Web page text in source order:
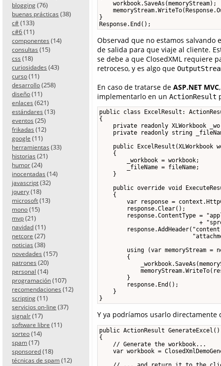
blogging (76)
buenas prácticas (38)
c# (133)
c#6 (11)
componentes (14)
consultas (15)
css (18)
curiosidades (43)
curso (11)
desarrollo (258)
diseño (11)
enlaces (621)
estándares (13)
eventos (25)
frikadas (12)
google (11)
herramientas (33)
historias (21)
humor (24)
inocentadas (14)
javascript (32)
jquery (18)
microsoft (13)
mono (15)
mvp (21)
navidad (11)
netcore (27)
noticias (38)
novedades (157)
patrones (20)
personal (14)
programación (107)
recomendaciones (12)
scripting (11)
servicios on-line (37)
signalr (17)
software libre (11)
sorteo (14)
spam (17)
sponsored (18)
técnicas de spam (12)
    workbook.SaveAs(memoryStream);
}
Response.End();
Observad que no estamos salvando
de salida para que viaje al cliente.
se debe a que ClosedXML requiere
retroceso, y es algo que
En caso de tratarse de ASP.NET MVC
implementarlo en un ActionResult
public class ExcelResult:
{
private readonly XLWorkbook
private readonly string
public ExcelResult(XLWorkbook
    {
        _workbook = workbook;
        _fileName = fileName;
    }
public override void
    {
var response =
        response.Clear();
response.ContentType =
+
using (var memoryStream =
        {
        }
        response.End();
    }
}
Y ya podríamos usarlo directamente
public ActionResult GenerateExcel()
{
    // Generate the workbook...
var workbook =